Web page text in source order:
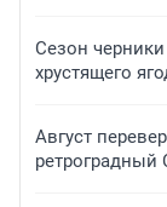
Сезон
хрустящего
Август
ретроградный